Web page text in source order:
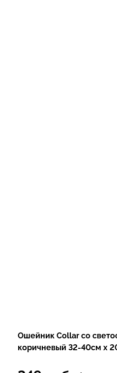
Ошейник Collar со
коричневый 32-40см х